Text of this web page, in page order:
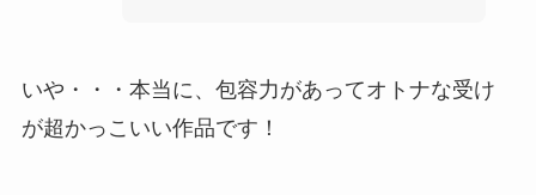
いや・・・本当に、包容力があってオトナな受け
が超かっこいい作品です！